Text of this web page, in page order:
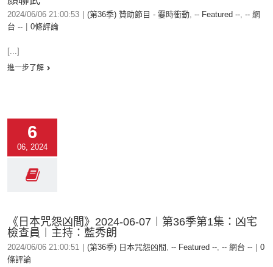
2024/06/06 21:00:53 (第36季) 贊助節目 - 霎時衝動, -- Featured --, -- 網
台 --
0條評論
[...]
進一步了解
6
06, 2024
《日本咒怨凶間》2024-06-07︱第36季第1集：凶宅
檢查員︱主持：藍秀朗
2024/06/06 21:00:51 (第36季) 日本咒怨凶間 , -- Featured --, -- 網台 --
0
條評論